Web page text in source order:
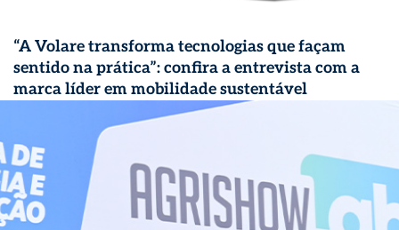
“A Volare transforma tecnologias que façam
sentido na prática”: confira a entrevista com a
marca líder em mobilidade sustentável